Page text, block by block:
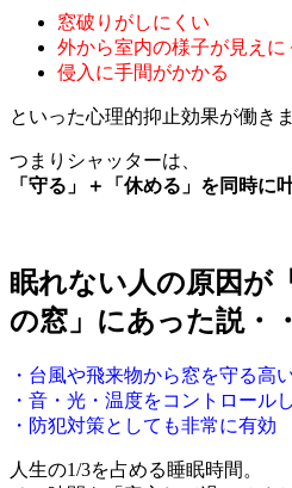
窓破りがしにくい
外から室内の様子が見えに
侵入に手間がかかる
といった心理的抑止効果が働きま
つまりシャッターは、
「守る」＋「休める」を同時に
眠れない人の原因が
の窓」にあった説・
・台風や飛来物から窓を守る高
・音・光・温度をコントロール
・防犯対策としても非常に有効
人生の1/3を占める睡眠時間。